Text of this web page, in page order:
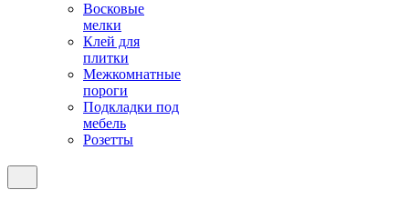
Восковые
мелки
Клей для
плитки
Межкомнатные
пороги
Подкладки под
мебель
Розетты